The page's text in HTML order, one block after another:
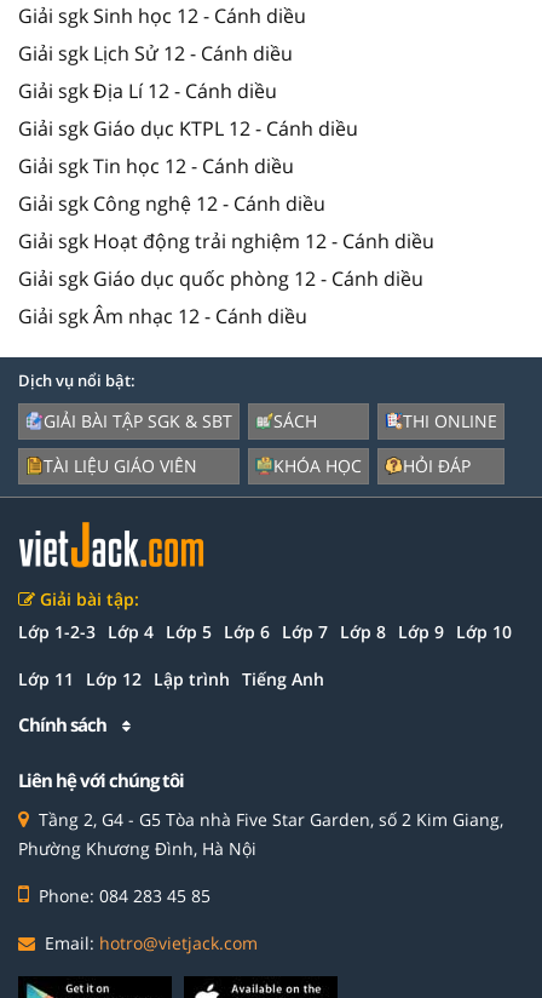
Giải sgk Sinh học 12 - Cánh diều
Giải sgk Lịch Sử 12 - Cánh diều
Giải sgk Địa Lí 12 - Cánh diều
Giải sgk Giáo dục KTPL 12 - Cánh diều
Giải sgk Tin học 12 - Cánh diều
Giải sgk Công nghệ 12 - Cánh diều
Giải sgk Hoạt động trải nghiệm 12 - Cánh diều
Giải sgk Giáo dục quốc phòng 12 - Cánh diều
Giải sgk Âm nhạc 12 - Cánh diều
Dịch vụ nổi bật:
GIẢI BÀI TẬP SGK & SBT
TÀI LIỆU GIÁO VIÊN
SÁCH
KHÓA HỌC
THI ONLINE
HỎI ĐÁP
Giải bài tập:
Lớp 1-2-3 Lớp 4 Lớp 5 Lớp 6 Lớp 7 Lớp 8 Lớp 9 Lớp 10
Lớp 11 Lớp 12 Lập trình Tiếng Anh
Chính sách
Liên hệ với chúng tôi
Tầng 2, G4 - G5 Tòa nhà Five Star Garden, số 2 Kim Giang,
Phường Khương Đình, Hà Nội
Phone: 084 283 45 85
Email: hotro@vietjack.com